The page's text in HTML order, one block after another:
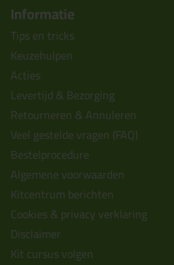
Informatie
Tips en tricks
Keuzehulpen
Acties
Levertijd & Bezorging
Retourneren & Annuleren
Veel gestelde vragen (FAQ)
Bestelprocedure
Algemene voorwaarden
Kitcentrum berichten
Cookies & privacy verklaring
Disclaimer
Kit cursus volgen